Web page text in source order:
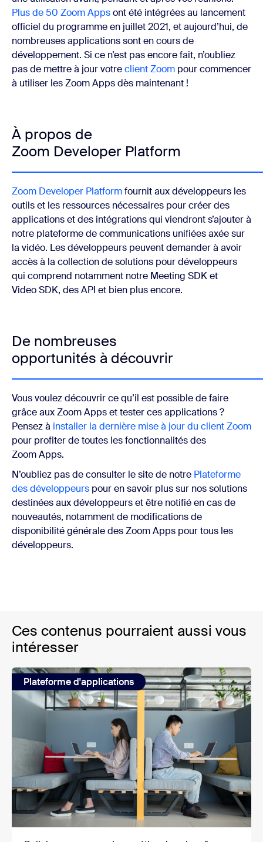
Plus de 50 Zoom Appsont été intégrées au lancement
officiel du programme en juillet 2021, et aujourd’hui, de
nombreuses applications sont en cours de
développement. Si ce n’est pas encore fait, n’oubliez
pas de mettre à jour votreclient Zoom pour commencer
à utiliser les Zoom Apps dès maintenant !
À propos de
Zoom Developer Platform
Zoom Developer Platformfournit aux développeurs les
outils et les ressources nécessaires pour créer des
applications et des intégrations qui viendront s’ajouter à
notre plateforme de communications unifiées axée sur
la vidéo. Les développeurs peuvent demander à avoir
accès à la collection de solutions pour développeurs
qui comprend notamment notre Meeting SDK et
Video SDK, des API et bien plus encore.
De nombreuses
opportunités à découvrir
Vous voulez découvrir ce qu’il est possible de faire
grâce aux Zoom Apps et tester ces applications ?
Pensez à installer la dernière mise à jour du client Zoom
pour profiter de toutes les fonctionnalités des
Zoom Apps.
N’oubliez pas de consulter le site de notre Plateforme
des développeurs pour en savoir plus sur nos solutions
destinées aux développeurs et être notifié en cas de
nouveautés, notamment de modifications de
disponibilité générale des Zoom Apps pour tous les
développeurs.
Ces contenus pourraient aussi vous
intéresser
Plateforme d'applications